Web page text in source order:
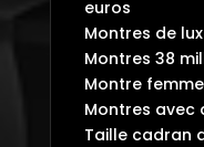
euros
Montres de
Montres 38
Montre
Montres avec
Taille cadran